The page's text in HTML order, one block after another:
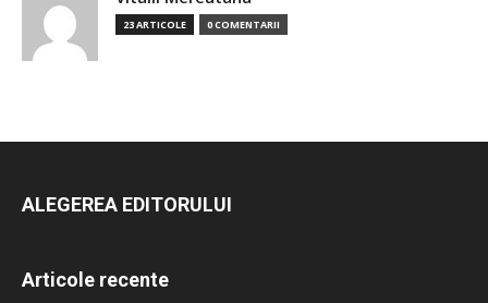
23 ARTICOLE 0 COMENTARII
ALEGEREA EDITORULUI
Articole recente